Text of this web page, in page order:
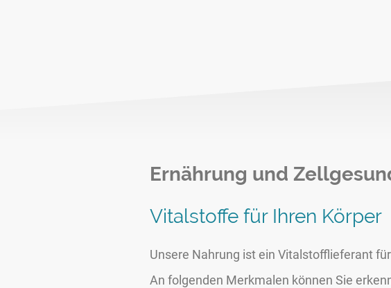
Ernährung und
Vitalstoffe für Ihren Körper
Unsere Nahrung ist ein Vitalstofflieferant
An folgenden Merkmalen können Sie